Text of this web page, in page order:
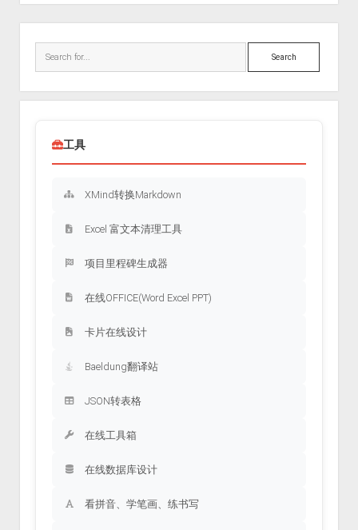
Search
工具
XMind转换Markdown
Excel 富文本清理工具
项目里程碑生成器
在线OFFICE(Word Excel PPT)
卡片在线设计
Baeldung翻译站
JSON转表格
在线工具箱
在线数据库设计
看拼音、学笔画、练书写